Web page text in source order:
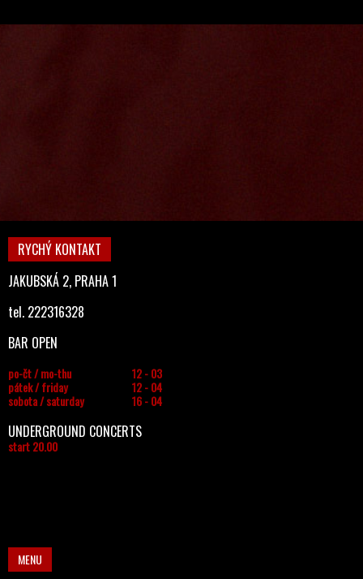
RYCHÝ KONTAKT
JAKUBSKÁ 2, PRAHA 1
tel. 222316328
BAR OPEN
po-čt / mo-thu
12 - 03
pátek / friday
12 - 04
sobota / saturday
16 - 04
UNDERGROUND CONCERTS
start 20.00
MENU